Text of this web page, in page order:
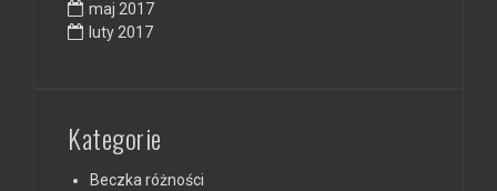
maj 2017
luty 2017
Kategorie
Beczka różności